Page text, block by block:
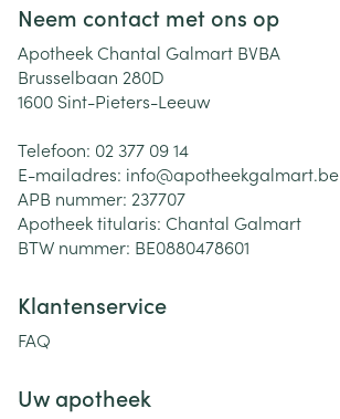
Neem contact met ons op
Apotheek Chantal Galmart BVBA
Brusselbaan 280D
1600 Sint-Pieters-Leeuw
Telefoon: 02 377 09 14
E-mailadres: info@apotheekgalmart.be
APB nummer: 237707
Apotheek titularis: Chantal Galmart
BTW nummer: BE0880478601
Klantenservice
FAQ
Uw apotheek